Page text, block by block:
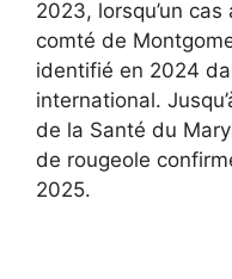
2023, lorsqu’un
comté de
identifié en 2024
international.
de la Santé du
de rougeole
2025.